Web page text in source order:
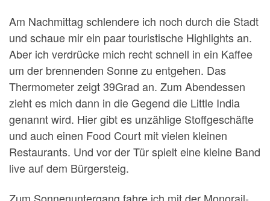
Am Nachmittag schlendere ich noch durch die Stadt
und schaue mir ein paar touristische Highlights an.
Aber ich verdrücke mich recht schnell in ein Kaffee
um der brennenden Sonne zu entgehen. Das
Thermometer zeigt 39Grad an. Zum Abendessen
zieht es mich dann in die Gegend die Little India
genannt wird. Hier gibt es unzählige Stoffgeschäfte
und auch einen Food Court mit vielen kleinen
Restaurants. Und vor der Tür spielt eine kleine Band
live auf dem Bürgersteig.
Zum Sonnenuntergang fahre ich mit der Monorail-